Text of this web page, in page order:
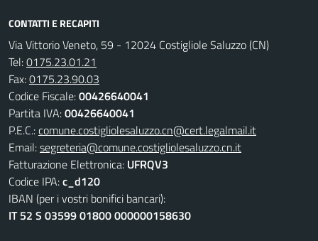
CONTATTI E RECAPITI
Via Vittorio Veneto, 59 - 12024 Costigliole Saluzzo (CN)
Tel:0175.23.01.21
Fax:0175.23.90.03
Codice Fiscale:00426640041
Partita IVA:00426640041
P.E.C.:comune.costigliolesaluzzo.cn@cert.legalmail.it
Email:segreteria@comune.costigliolesaluzzo.cn.it
Fatturazione Elettronica: UFRQV3
Codice IPA:c_d120
IBAN (per i vostri bonifici bancari):
IT 52 S 03599 01800 000000158630